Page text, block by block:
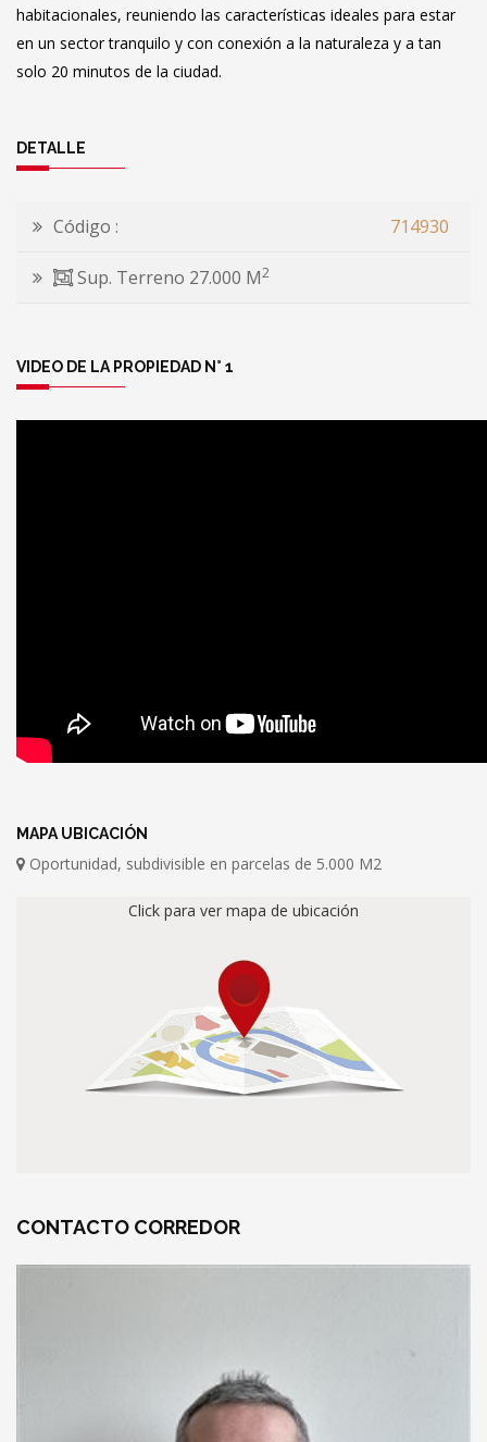
habitacionales, reuniendo las características ideales para estar
en un sector tranquilo y con conexión a la naturaleza y a tan
solo 20 minutos de la ciudad.
DETALLE
Código : 714930
Sup. Terreno 27.000 M2
VIDEO DE LA PROPIEDAD N° 1
MAPA UBICACIÓN
Oportunidad, subdivisible en parcelas de 5.000 M2
Click para ver mapa de ubicación
CONTACTO CORREDOR